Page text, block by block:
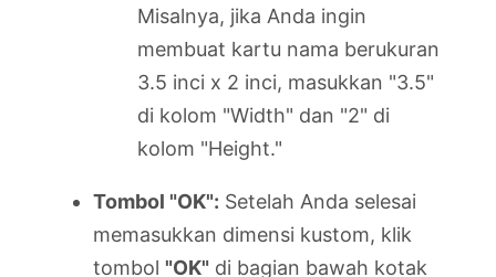
Misalnya, jika Anda ingin
membuat kartu nama berukuran
3.5 inci x 2 inci, masukkan "3.5"
di kolom "Width" dan "2" di
kolom "Height."
Tombol "OK": Setelah Anda selesai
memasukkan dimensi kustom, klik
tombol "OK" di bagian bawah kotak